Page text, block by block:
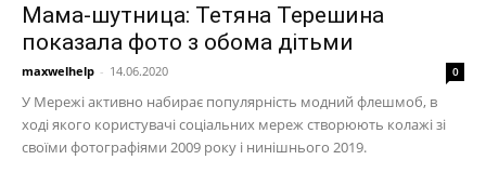
Мама-шутница: Тетяна Терешина
показала фото з обома дітьми
maxwelhelp - 14.06.2020 0
У Мережі активно набирає популярність модний флешмоб, в
ході якого користувачі соціальних мереж створюють колажі зі
своїми фотографіями 2009 року і нинішнього 2019.